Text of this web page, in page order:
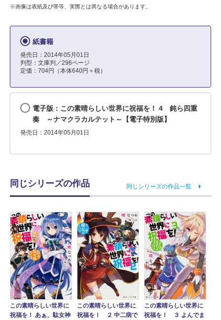
※画像は表紙及び帯等、実際とは異なる場合があります。
紙書籍
発売日：2014年05月01日
判型：文庫判／296ページ
定価：704円（本体640円＋税）
電子版：この素晴らしい世界に祝福を！ 4 鈍ら四重
奏 ～ナマクラカルテット～【電子特別版】
発売日：2014年05月01日
同じシリーズの作品 同じシリーズの作品一覧
この素晴らしい世界に
祝福を！ あぁ、駄女神
この素晴らしい世界に
祝福を！ ２ 中二病で
この素晴らしい世界に
祝福を！ ３ よんでま